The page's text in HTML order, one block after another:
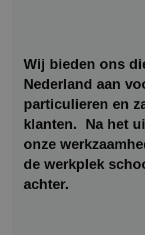
Wij bieden ons
Nederland aan
particulieren en
klanten. Na het
onze
de werkplek
achter.